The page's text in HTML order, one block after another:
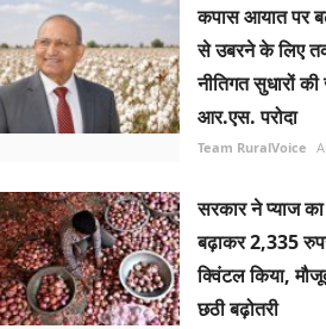
कपास आयात पर
से उबरने के लिए
नीतिगत सुधारों
आर.एस. परोदा
Team RuralVoice
सरकार ने प्याज
बढ़ाकर 2,335
क्विंटल किया,
छठी बढ़ोतरी